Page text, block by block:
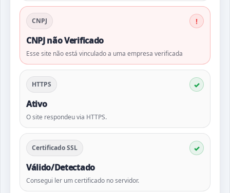
CNPJ
CNPJ não Verificado
Esse site não está vinculado a uma empresa verificada
HTTPS
Ativo
O site respondeu via HTTPS.
Certificado SSL
Válido/Detectado
Consegui ler um certificado no servidor.